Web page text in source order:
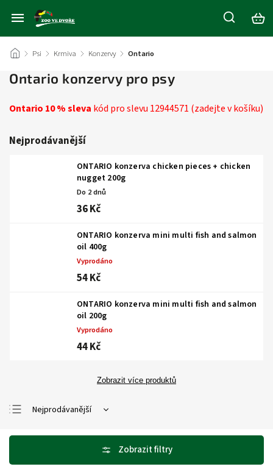
/ Psi / Krmiva / Konzervy / Ontario
Ontario konzervy pro psy
Ontario 10 % sleva kód pro slevu 12944571 (zadejte v košíku)
Nejprodávanější
ONTARIO konzerva chicken pieces + chicken
nugget 200g
Do 2 dnů
36 Kč
ONTARIO konzerva mini multi fish and salmon
oil 400g
Vyprodáno
54 Kč
ONTARIO konzerva mini multi fish and salmon
oil 200g
Vyprodáno
44 Kč
Zobrazit více produktů
Nejprodávanější
Abecedně